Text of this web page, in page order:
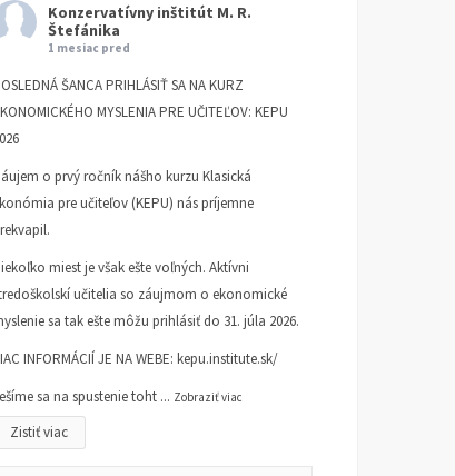
Konzervatívny inštitút M. R.
Štefánika
1 mesiac pred
ŠANCA PRIHLÁSIŤ SA NA KURZ
MYSLENIA PRE UČITEĽOV: KEPU
o prvý ročník nášho kurzu Klasická
pre učiteľov (KEPU) nás príjemne
miest je však ešte voľných. Aktívni
učitelia so záujmom o ekonomické
sa tak ešte môžu prihlásiť do 31. júla 2026.
INFORMÁCIÍ JE NA WEBE: kepu.institute.sk/
sa na spustenie toht ... Zobraziť viac
Zistiť viac